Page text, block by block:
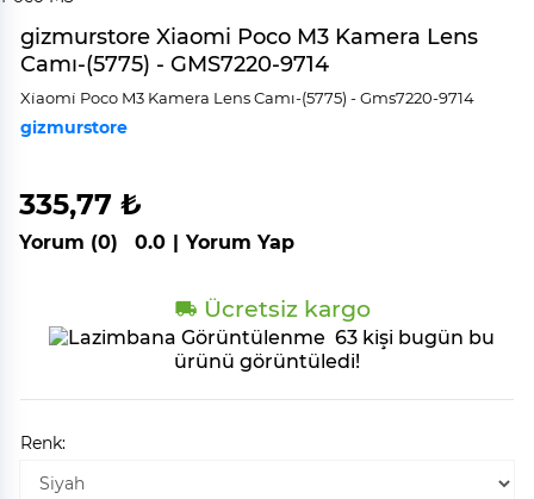
gizmurstore Xiaomi Poco M3 Kamera Lens
Camı-(5775) - GMS7220-9714
Xi̇aomi̇ Poco M3 Kamera Lens Camı-(5775) - Gms7220-9714
gizmurstore
335,77 ₺
Yorum (0) 0.0 | Yorum Yap
Ücretsiz kargo
63 kişi bugün bu
ürünü görüntüledi!
Renk: